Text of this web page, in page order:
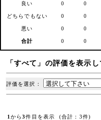
良い 0 0
どちらでもない 0 0
悪い 0 0
合計 0 0
「すべて」の評価を表示
評価を選択：
1 から3件目を表示 (合計：3件)